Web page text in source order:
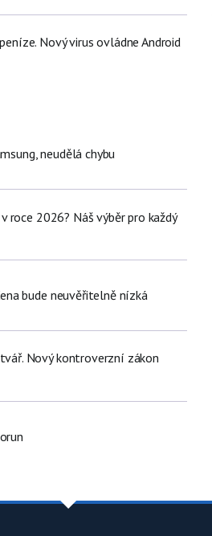
Nový virus ovládne Android
neudělá chybu
roce 2026? Náš výběr pro každý
bude neuvěřitelně nízká
Nový kontroverzní zákon